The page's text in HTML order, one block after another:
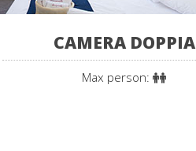
CAMERA DOPPIA
Max person: